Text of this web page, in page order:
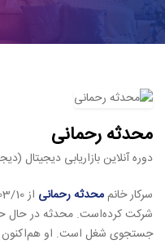
محدثه رحمانی
دوره آنلاین بازاریابی دیجیتال
سرکار خانممحدثه رحمانی از 1402/03/10 در دورۀ آنلاین
شرکت کرده‌است. محدثه در حال
جستجوی شغل است. او هم‌اکنون